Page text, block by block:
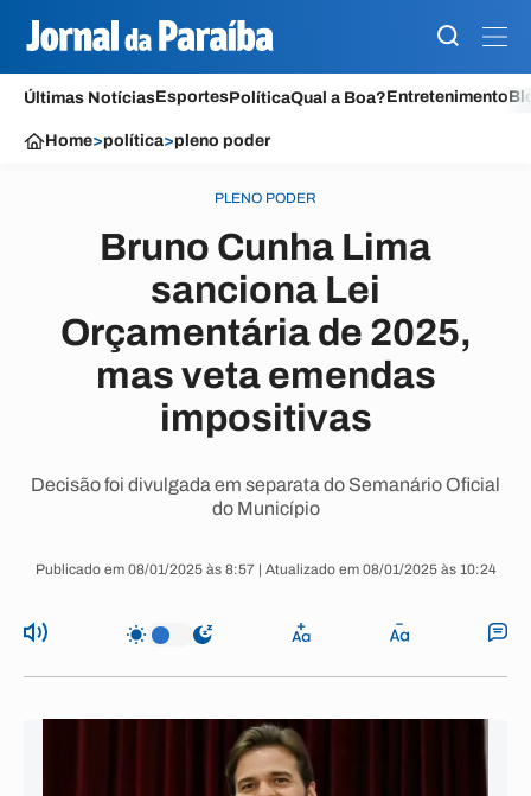
Últimas NotíciasEsportesPolíticaQual a Boa?Entretenimento
Home>política>pleno poder
PLENO PODER
Bruno Cunha Lima
sanciona Lei
Orçamentária de 2025,
mas veta emendas
impositivas
Decisão foi divulgada em separata do Semanário Oficial
do Município
Publicado em 08/01/2025 às 8:57 | Atualizado em 08/01/2025 às 10:24